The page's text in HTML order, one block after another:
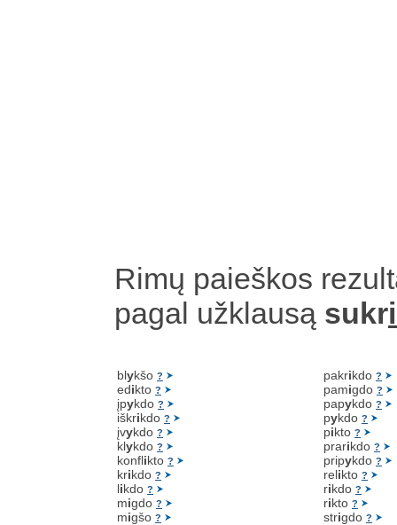
Rimų paieškos
pagal užklausą sukr
blykšo ?
edikto ?
įpykdo ?
iškrikdo ?
įvykdo ?
klykdo ?
konflikto ?
krikdo ?
likdo ?
migdo ?
migšo ?
pakrikdo ?
pamigdo ?
papykdo ?
pykdo ?
pikto ?
prarikdo ?
pripykdo ?
relikto ?
rikdo ?
rikto ?
strigdo ?